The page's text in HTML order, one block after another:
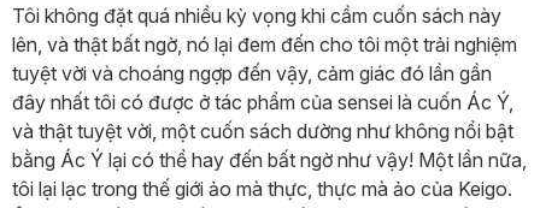
Tôi không đặt quá nhiều kỳ vọng khi cầm cuốn sách này
lên, và thật bất ngờ, nó lại đem đến cho tôi một trải nghiệm
tuyệt vời và choáng ngợp đến vậy, cảm giác đó lần gần
đây nhất tôi có được ở tác phẩm của sensei là cuốn Ác Ý,
và thật tuyệt vời, một cuốn sách dường như không nổi bật
bằng Ác Ý lại có thể hay đến bất ngờ như vậy! Một lần nữa,
tôi lại lạc trong thế giới ảo mà thực, thực mà ảo của Keigo.